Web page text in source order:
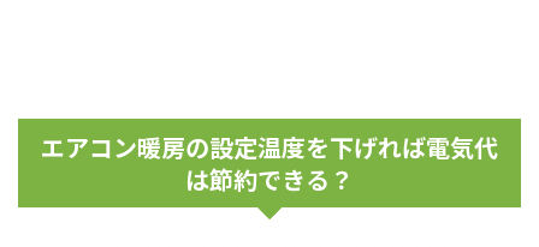
エアコン暖房の設定温度を下げれば電気代
は節約できる？